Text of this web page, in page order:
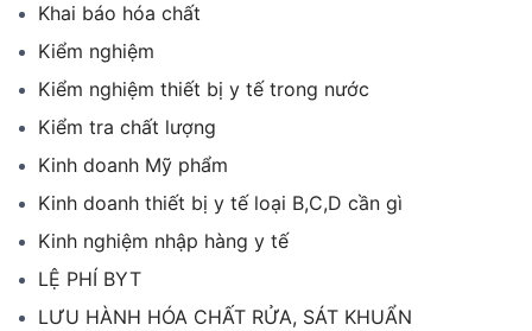
Khai báo hóa chất
Kiểm nghiệm
Kiểm nghiệm thiết bị y tế trong nước
Kiểm tra chất lượng
Kinh doanh Mỹ phẩm
Kinh doanh thiết bị y tế loại B,C,D cần gì
Kinh nghiệm nhập hàng y tế
LỆ PHÍ BYT
LƯU HÀNH HÓA CHẤT RỬA, SÁT KHUẨN